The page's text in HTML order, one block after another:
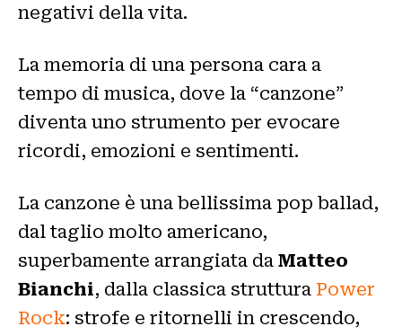
negativi della vita.
La memoria di una persona cara a
tempo di musica, dove la “canzone”
diventa uno strumento per evocare
ricordi, emozioni e sentimenti.
La canzone è una bellissima pop ballad,
dal taglio molto americano,
superbamente arrangiata da Matteo
Bianchi, dalla classica struttura Power
Rock: strofe e ritornelli in crescendo,